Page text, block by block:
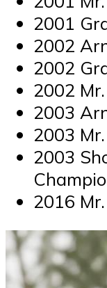
2001
2002
2002
2002
2003
2003
2003
2016